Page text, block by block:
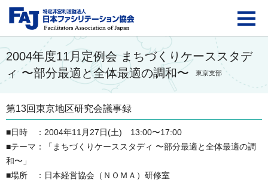
FAJ：特定非営利活動
2004年度11月定例会 まちづくりケーススタデ
ィ 〜部分最適と全体最適の調和〜
東京支部
第13回東京地区研究会議事録
■日時 ：2004年11月27日(土) 13:00〜17:00
■テーマ：「まちづくりケーススタディ 〜部分最適と全体最適の調
和〜」
■場所 ：日本経営協会（ＮＯＭＡ）研修室